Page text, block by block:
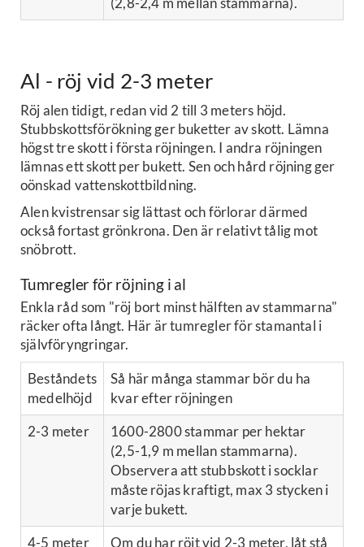
Al - röj vid 2-3 meter
Röj alen tidigt, redan vid 2 till 3 meters höjd.
Stubbskottsförökning ger buketter av skott. Lämna
högst tre skott i första röjningen. I andra röjningen
lämnas ett skott per bukett. Sen och hård röjning ger
oönskad vattenskottbildning.
Alen kvistrensar sig lättast och förlorar därmed
också fortast grönkrona. Den är relativt tålig mot
snöbrott.
Tumregler för röjning i al
Enkla råd som "röj bort minst hälften av stammarna"
räcker ofta långt. Här är tumregler för stamantal i
självföryngringar.
Beståndets
medelhöjd
Så här många stammar bör du ha
kvar efter röjningen
2-3 meter
1600-2800 stammar per hektar
(2,5-1,9 m mellan stammarna).
Observera att stubbskott i socklar
måste röjas kraftigt, max 3 stycken i
varje bukett.
4-5 meter
Om du har röjt vid 2-3 meter, låt stå